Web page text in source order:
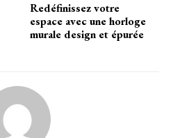
Redéfinissez votre
espace avec une horloge
murale design et épurée